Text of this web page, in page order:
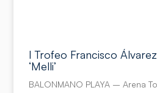
I Trofeo Francisco
‘Melli’
BALONMANO PLAYA – Arena